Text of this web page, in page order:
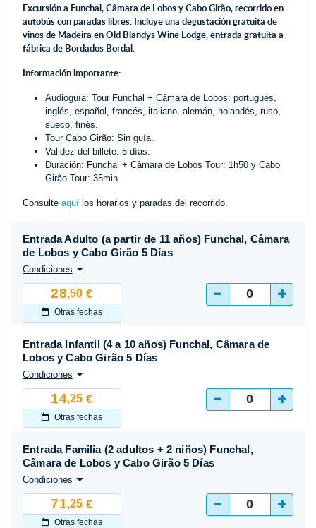
Excursión a Funchal, Câmara de Lobos y Cabo Girão, recorrido en
autobús con paradas libres. Incluye una degustación gratuita de
vinos de Madeira en Old Blandys Wine Lodge, entrada gratuita a
fábrica de Bordados Bordal.
Información importante:
Audioguía: Tour Funchal + Câmara de Lobos: portugués,
inglés, español, francés, italiano, alemán, holandés, ruso,
sueco, finés.
Tour Cabo Girão: Sin guía.
Validez del billete: 5 días.
Duración: Funchal + Câmara de Lobos Tour: 1h50 y Cabo
Girão Tour: 35min.
Consulte aquí los horarios y paradas del recorrido.
28,50 €
Otras fechas
Entrada Adulto (a partir de 11 años) Funchal, Câmara
de Lobos y Cabo Girão 5 Días
Condiciones
- +
14,25 €
Otras fechas
Entrada Infantil (4 a 10 años) Funchal, Câmara de
Lobos y Cabo Girão 5 Días
Condiciones
- +
71,25 €
Otras fechas
Entrada Familia (2 adultos + 2 niños) Funchal,
Câmara de Lobos y Cabo Girão 5 Días
Condiciones
- +